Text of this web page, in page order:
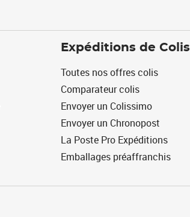
Expéditions de Colis
Toutes nos offres colis
Comparateur colis
Envoyer un Colissimo
Envoyer un Chronopost
La Poste Pro Expéditions
Emballages préaffranchis